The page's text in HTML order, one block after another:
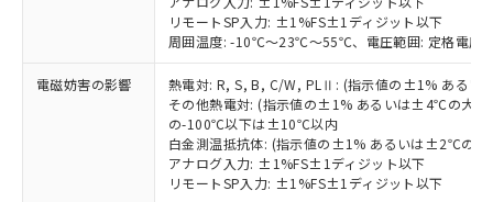
リモートSP入力: ±1%FS±1ディジット以下
周囲温度: -10℃～23℃～55℃、電圧範囲: 定格電圧
電磁妨害の影響
熱電対: R, S, B, C/W, PLⅡ: (指示値の±1% ある
その他熱電対: (指示値の±1% あるいは±4℃の大き
の-100℃以下は±10℃以内
白金測温抵抗体: (指示値の±1% あるいは±2℃の大
アナログ入力: ±1%FS±1ディジット以下
リモートSP入力: ±1%FS±1ディジット以下
品・サービスに関するお客様との取
引・商談に必要な範囲で利用すること
をご了承ください。
※当社の共同利用者とは、"個人情報
の共同利用に関して"
の「1.共同利
用者の範囲」に記載されている法人を
指します。
下記の非含有証明書をダウンロードするこ
とができます。
EU RoHS指令（10物質）の非含有証明書
51物質の非含有証明書（当社基準）
※本証明書は発行日時点で非含有を証明す
るもので、過去に遡って非含有を証明する
ものではありません。
また、RoHS指令のフタル酸エステル類４
合意する キャンセル